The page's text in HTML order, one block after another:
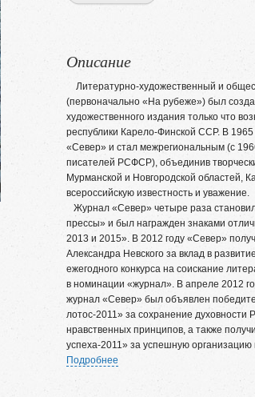
Описание
Литературно-художественный и
(первоначально «На рубеже») был
художественного издания только что
республики Карело-Финской ССР. В
«Север» и стал межрегиональным (с
писателей РСФСР), объединив
Мурманской и Новгородской областей,
всероссийскую известность и уважение.
Журнал «Север» четыре раза
прессы» и был награжден знаками
2013 и 2015». В 2012 году «Север»
Александра Невского за вклад в
ежегодного конкурса на соискание
в номинации «журнал». В апреле 2012
журнал «Север» был объявлен
лотос-2011» за сохранение духовности
нравственных принципов, а также
успеха-2011» за успешную
Подробнее